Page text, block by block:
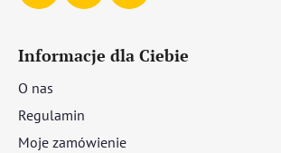
Informacje dla Ciebie
O nas
Regulamin
Moje zamówienie